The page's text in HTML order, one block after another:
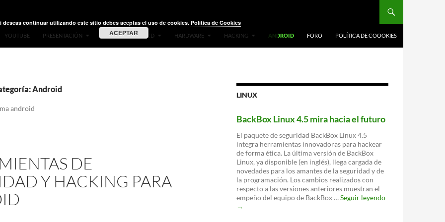
YOUTUBE PRESENTACIÓN VIDEOS LIVE CD HARDWARE HACKING ANDROID FORO POLÍTICA DE COOOKIES
Android
android
DE
Y HACKING PARA
LINUX
BackBox Linux 4.5 mira hacia el futuro
El paquete de seguridad BackBox Linux 4.5
integra herramientas innovadoras para hackear
de forma ética. La última versión de BackBox
Linux, ya disponible (en inglés), llega cargada de
novedades para los amantes de la seguridad y de
la programación. Los cambios realizados con
respecto a las versiones anteriores muestran el
empeño del equipo de BackBox …Seguir leyendoBackBox
→
deseas continuar utilizando este sitio debes aceptas el uso de cookies. Política de Cookies
ACEPTAR